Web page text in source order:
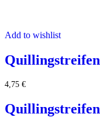
Add to wishlist
4,75 €